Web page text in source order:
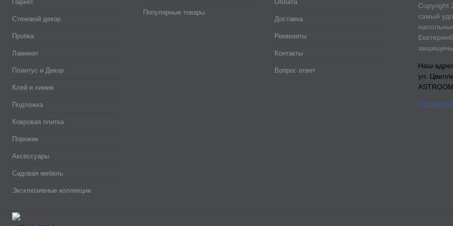
Паркет
Стеновой декор
Пробка
Ламинат
Плинтус и Декор
Клей и химия
Подложка
Ковровая плитка
Порожек
Аксессуары
Садовая мебель
Эксклюзивные коллекции
Популярные товары
Оплата
Доставка
Реквизиты
Контакты
Вопрос ответ
Copyright
самый
Наш
ул.